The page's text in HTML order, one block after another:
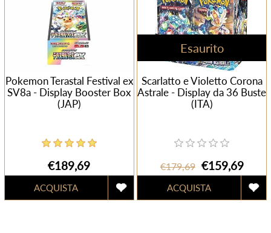
Pokemon Terastal Festival ex
SV8a - Display Booster Box
(JAP)
€189,69
Esaurito
Scarlatto e Violetto Corona
Astrale - Display da 36 Buste
(ITA)
€179,69 €159,69